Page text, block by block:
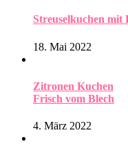
Streuselkuchen mit
18. Mai 2022
Zitronen Kuchen
Frisch vom Blech
4. März 2022